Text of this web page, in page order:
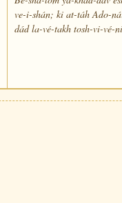
ve-i-shán; ki at-táh Ado-
dád la-vé-takh tosh-vi-vé-